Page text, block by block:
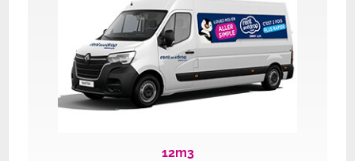
12m3